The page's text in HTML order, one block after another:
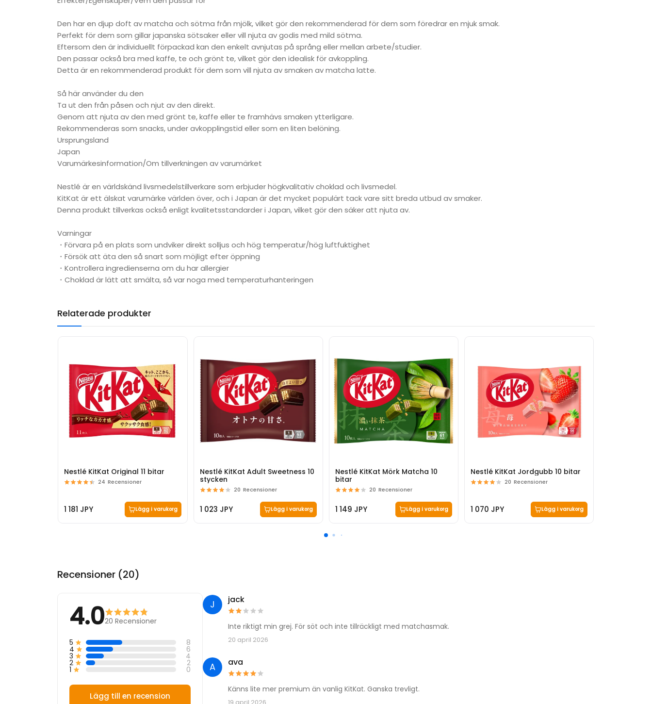
Den har en djup doft av matcha och sötma från mjölk, vilket gör den rekommenderad för dem som föredrar en mjuk smak.
Perfekt för dem som gillar japanska sötsaker eller vill njuta av godis med mild sötma.
Eftersom den är individuellt förpackad kan den enkelt avnjutas på språng eller mellan arbete/studier.
Den passar också bra med kaffe, te och grönt te, vilket gör den idealisk för avkoppling.
Detta är en rekommenderad produkt för dem som vill njuta av smaken av matcha latte.
Så här använder du den
Ta ut den från påsen och njut av den direkt.
Genom att njuta av den med grönt te, kaffe eller te framhävs smaken ytterligare.
Rekommenderas som snacks, under avkopplingstid eller som en liten belöning.
Ursprungsland
Japan
Varumärkesinformation/Om tillverkningen av varumärket
Nestlé är en världskänd livsmedelstillverkare som erbjuder högkvalitativ choklad och livsmedel.
KitKat är ett älskat varumärke världen över, och i Japan är det mycket populärt tack vare sitt breda utbud av smaker.
Denna produkt tillverkas också enligt kvalitetsstandarder i Japan, vilket gör den säker att njuta av.
Varningar
・Förvara på en plats som undviker direkt solljus och hög temperatur/hög luftfuktighet
・Försök att äta den så snart som möjligt efter öppning
・Kontrollera ingredienserna om du har allergier
・Choklad är lätt att smälta, så var noga med temperaturhanteringen
Relaterade produkter
Nestlé KitKat Original 11 bitar
24 Recensioner
1 181 JPY Lägg i varukorg
Nestlé KitKat Adult Sweetness 10
stycken
20 Recensioner
1 023 JPY Lägg i varukorg
Nestlé KitKat Mörk Matcha 10
bitar
20 Recensioner
1 149 JPY Lägg i varukorg
Nestlé KitKat Jordgubb 10 bitar
20 Recensioner
1 070 JPY Lägg i varukorg
Recensioner (20)
4.020 Recensioner
5 8
4 6
3 4
2 2
1 0
Lägg till en recension
J jack
Inte riktigt min grej. För söt och inte tillräckligt med matchasmak.
20 april 2026
A ava
Känns lite mer premium än vanlig KitKat. Ganska trevligt.